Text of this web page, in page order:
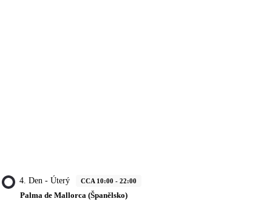
4. Den - Úterý CCA 10:00 - 22:00
Palma de Mallorca (Španělsko)